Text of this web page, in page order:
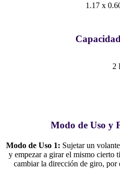
1.17 x
2
Modo de Uso y
Modo de Uso 1: Sujetar un
y empezar a girar el mismo cierto
cambiar la dirección de giro,